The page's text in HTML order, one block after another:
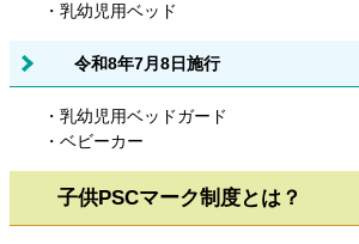
・乳幼児用ベッド
令和8年7月8日施行
・乳幼児用ベッドガード
・ベビーカー​
子供PSCマーク制度とは？